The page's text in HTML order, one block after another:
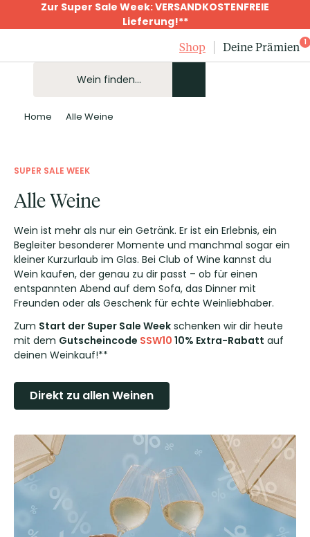
Zur Super Sale Week: VERSANDKOSTENFREIE
Lieferung!**
Shop
Deine Prämien 1
Home Alle Weine
SUPER SALE WEEK
Alle Weine
Wein ist mehr als nur ein Getränk. Er ist ein Erlebnis, ein
Begleiter besonderer Momente und manchmal sogar ein
kleiner Kurzurlaub im Glas. Bei Club of Wine kannst du
Wein kaufen, der genau zu dir passt – ob für einen
entspannten Abend auf dem Sofa, das Dinner mit
Freunden oder als Geschenk für echte Weinliebhaber.
Zum Start der Super Sale Week schenken wir dir heute
mit dem Gutscheincode SSW10 10% Extra-Rabatt auf
deinen Weinkauf!**
Direkt zu allen Weinen